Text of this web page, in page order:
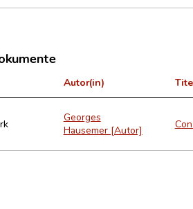
Autor(in)
Georges
Hausemer [Autor]